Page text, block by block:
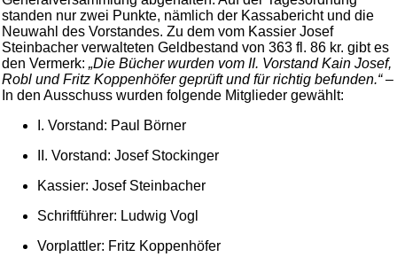
standen nur zwei Punkte, nämlich der Kassabericht und die
Neuwahl des Vorstandes. Zu dem vom Kassier Josef
Steinbacher verwalteten Geldbestand von 363 fl. 86 kr. gibt es
den Vermerk: „Die Bücher wurden vom II. Vorstand Kain Josef,
Robl und Fritz Koppenhöfer geprüft und für richtig befunden.“–
In den Ausschuss wurden folgende Mitglieder gewählt:
I. Vorstand: Paul Börner
II. Vorstand: Josef Stockinger
Kassier: Josef Steinbacher
Schriftführer: Ludwig Vogl
Vorplattler: Fritz Koppenhöfer